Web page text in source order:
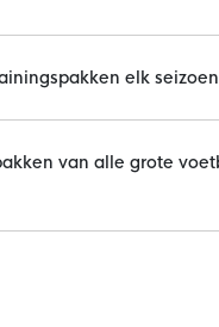
elk
van alle grote